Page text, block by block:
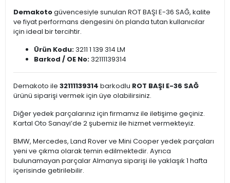
Demakotogüvencesiyle sunulan ROT BAŞI E-36 SAĞ, kalite
ve fiyat performans dengesini ön planda tutan kullanıcılar
için ideal bir tercihtir.
Ürün Kodu:3211 1 139 314 LM
Barkod / OE No:32111139314
Demakoto ile 32111139314 barkodlu ROT BAŞI E-36 SAĞ
ürünü siparişi vermek için üye olabilirsiniz.
Diğer yedek parçalarınız için firmamız ile iletişime geçiniz.
Kartal Oto Sanayi’de 2 şubemiz ile hizmet vermekteyiz.
BMW, Mercedes, Land Rover ve Mini Cooper yedek parçaları
yeni ve çıkma olarak temin edilmektedir. Ayrıca
bulunamayan parçalar Almanya siparişi ile yaklaşık 1 hafta
içerisinde getirilebilir.